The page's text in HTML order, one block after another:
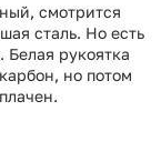
смотрится
сталь. Но есть
рукоятка
но потом